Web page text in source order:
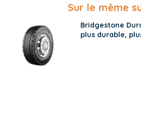
Sur le même
Bridgestone
plus durable,